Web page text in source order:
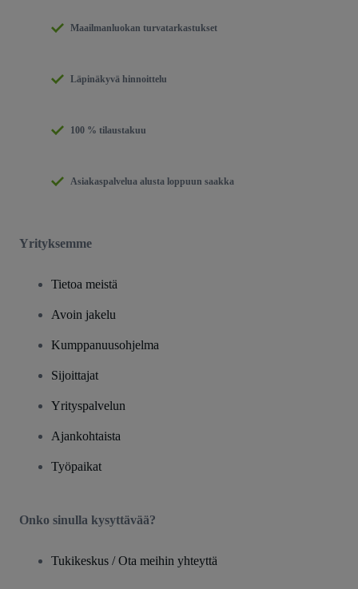
Maailmanluokan turvatarkastukset
Läpinäkyvä hinnoittelu
100 % tilaustakuu
Asiakaspalvelua alusta loppuun saakka
Yrityksemme
Tietoa meistä
Avoin jakelu
Kumppanuusohjelma
Sijoittajat
Yrityspalvelun
Ajankohtaista
Työpaikat
Onko sinulla kysyttävää?
Tukikeskus / Ota meihin yhteyttä